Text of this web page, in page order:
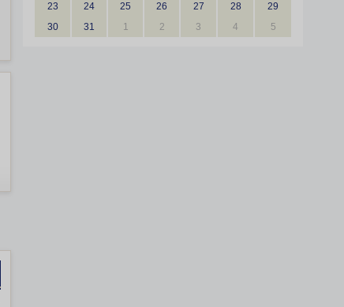
23
24 25 26 27 28
29
30
31 1 2 3 4 5